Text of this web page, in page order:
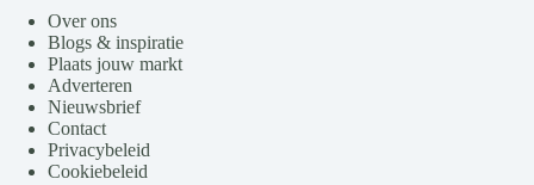
Over ons
Blogs & inspiratie
Plaats jouw markt
Adverteren
Nieuwsbrief
Contact
Privacybeleid
Cookiebeleid